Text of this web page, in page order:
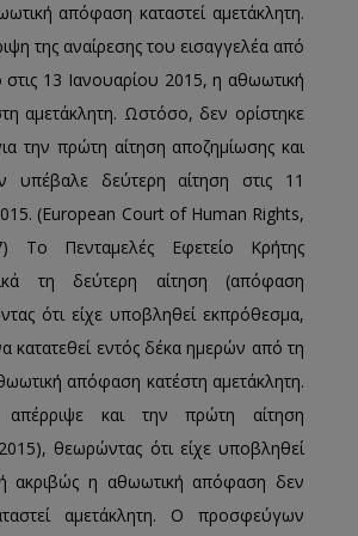
απόφαση καταστεί αμετάκλητη.
της αναίρεσης του εισαγγελέα από
13 Ιανουαρίου 2015, η αθωωτική
αμετάκλητη. Ωστόσο, δεν ορίστηκε
την πρώτη αίτηση αποζημίωσης και
δεύτερη αίτηση στις 11
(European Court of Human Rights,
Το Πενταμελές Εφετείο Κρήτης
τη δεύτερη αίτηση (απόφαση
ότι είχε υποβληθεί εκπρόθεσμα,
κατατεθεί εντός δέκα ημερών από τη
απόφαση κατέστη αμετάκλητη.
απέρριψε και την πρώτη αίτηση
θεωρώντας ότι είχε υποβληθεί
ακριβώς η αθωωτική απόφαση δεν
αμετάκλητη. Ο προσφεύγων